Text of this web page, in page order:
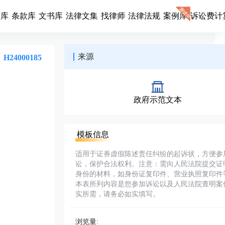
条款库 文书库 法律文集 找律师 法律法规 案例库 诉讼费计
H24000185 来源
政府示范文本
模板信息
适用于证券虚假陈述责任纠纷的起诉状，方便参
讼，保护合法权利。注意：需向人民法院提交证
身份的材料，如身份证复印件、营业执照复印件
本表所列内容是您参加诉讼以及人民法院查明案
实所需，请务必如实填写。
浏览量: